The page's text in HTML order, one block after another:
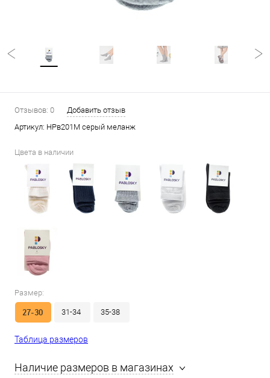
Отзывов: 0
Добавить отзыв
Артикул: НРв201М серый меланж
Цвета в наличии
Размер:
27-30 31-34 35-38
Таблица размеров
Наличие размеров в магазинах